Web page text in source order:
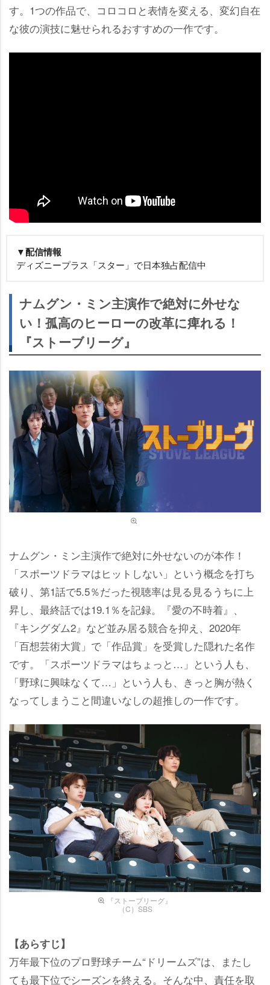
す。1つの作品で、コロコロと表情を変える、変幻自在
な彼の演技に魅せられるおすすめの一作です。
▼配信情報
ディズニープラス「スター」で日本独占配信中
ナムグン・ミン主演作で絶対に外せな
い！孤高のヒーローの改革に痺れる！
『ストーブリーグ』
ナムグン・ミン主演作で絶対に外せないのが本作！
「スポーツドラマはヒットしない」という概念を打ち
破り、第1話で5.5％だった視聴率は見る見るうちに上
昇し、最終話では19.1％を記録。『愛の不時着』、
『キングダム2』など並み居る競合を抑え、2020年
「百想芸術大賞」で「作品賞」を受賞した隠れた名作
です。「スポーツドラマはちょっと…」という人も、
「野球に興味なくて…」という人も、きっと胸が熱く
なってしまうこと間違いなしの超推しの一作です。
『ストーブリーグ』
（C）SBS
【あらすじ】
万年最下位のプロ野球チーム“ドリームズ”は、またし
ても最下位でシーズンを終える。そんな中、責任を取